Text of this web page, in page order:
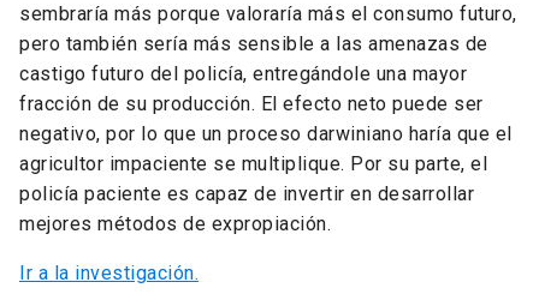
sembraría más porque valoraría más el consumo futuro,
pero también sería más sensible a las amenazas de
castigo futuro del policía, entregándole una mayor
fracción de su producción. El efecto neto puede ser
negativo, por lo que un proceso darwiniano haría que el
agricultor impaciente se multiplique. Por su parte, el
policía paciente es capaz de invertir en desarrollar
mejores métodos de expropiación.
Ir a la investigación.